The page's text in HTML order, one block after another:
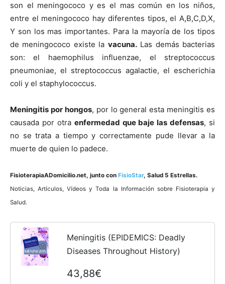
son el meningococo y es el mas común en los niños,
entre el meningococo hay diferentes tipos, el A,B,C,D,X,
Y son los mas importantes. Para la mayorí­a de los tipos
de meningococo existe la vacuna.Las demás bacterias
son: el haemophilus influenzae, el streptococcus
pneumoniae, el streptococcus agalactie, el escherichia
coli y el staphylococcus.
Meningitis por hongos, por lo general esta meningitis es
causada por otra enfermedad que baje las defensas, si
no se trata a tiempo y correctamente pude llevar a la
muerte de quien lo padece.
FisioterapiaADomicilio.net, junto con FisioStar, Salud 5 Estrellas.
Noticias, Artí­culos, Ví­deos y Toda la Información sobre Fisioterapia y
Salud.
Meningitis (EPIDEMICS: Deadly
Diseases Throughout History)
43,88€